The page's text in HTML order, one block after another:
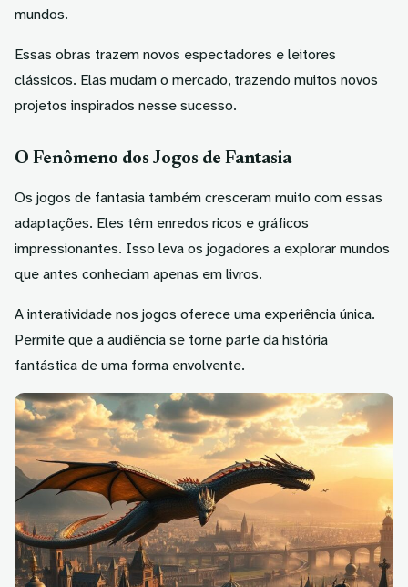
mundos.
Essas obras trazem novos espectadores e leitores
clássicos. Elas mudam o mercado, trazendo muitos novos
projetos inspirados nesse sucesso.
O Fenômeno dos Jogos de Fantasia
Os jogos de fantasia também cresceram muito com essas
adaptações. Eles têm enredos ricos e gráficos
impressionantes. Isso leva os jogadores a explorar mundos
que antes conheciam apenas em livros.
A interatividade nos jogos oferece uma experiência única.
Permite que a audiência se torne parte da história
fantástica de uma forma envolvente.